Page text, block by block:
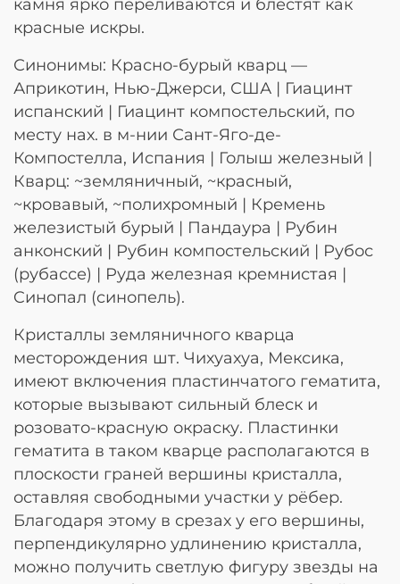
красные искры.
Синонимы: Красно-бурый кварц —
Априкотин, Нью-Джерси, США | Гиацинт
испанский | Гиацинт компостельский, по
месту нах. в м-нии Сант-Яго-де-
Компостелла, Испания | Голыш железный |
Кварц: ~земляничный, ~красный,
~кровавый, ~полихромный | Кремень
железистый бурый | Пандаура | Рубин
анконский | Рубин компостельский | Рубос
(рубассе) | Руда железная кремнистая |
Cинопал (cинопель).
Кристаллы земляничного кварца
месторождения шт. Чихуахуа, Мексика,
имеют включения пластинчатого гематита,
которые вызывают сильный блеск и
розовато-красную окраску. Пластинки
гематита в таком кварце располагаются в
плоскости граней вершины кристалла,
оставляя свободными участки у рёбер.
Благодаря этому в срезах у его вершины,
перпендикулярно удлинению кристалла,
можно получить светлую фигуру звезды на